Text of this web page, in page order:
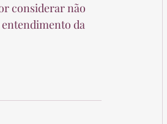
considerar não
da